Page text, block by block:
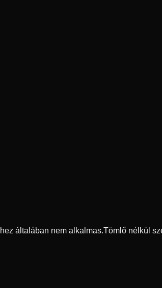
általában nem alkalmas.Tömlő nélkül